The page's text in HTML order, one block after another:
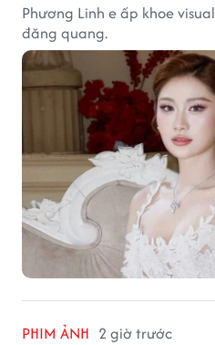
Phương Linh e ấp khoe
đăng quang.
PHIM ẢNH 2 giờ trước